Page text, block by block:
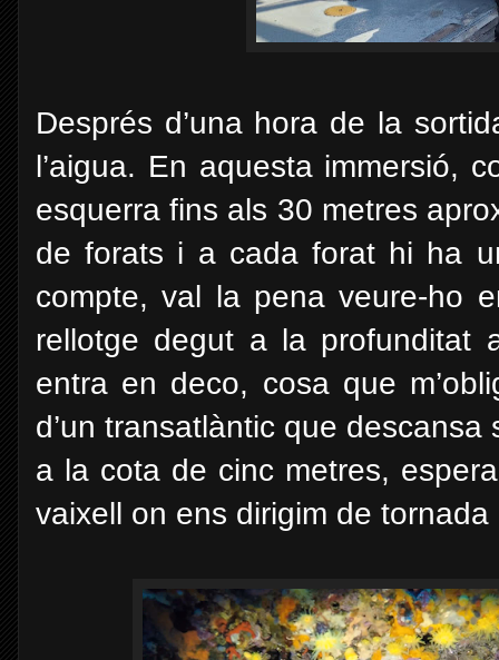
Després d’una hora de la
l’aigua. En aquesta immersió,
esquerra fins als 30 metres
de forats i a cada forat hi ha
compte, val la pena veure-ho
rellotge degut a la profunditat
entra en deco, cosa que
d’un transatlàntic que
a la cota de cinc metres,
vaixell on ens dirigim de tornada